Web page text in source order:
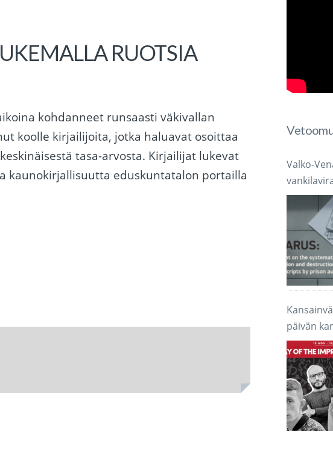
RUOTSIA
kohdanneet runsaasti väkivallan
koolle kirjailijoita, jotka haluavat osoittaa
tasa-arvosta. Kirjailijat lukevat
kaunokirjallisuutta eduskuntatalon portailla
Valko-
päivän